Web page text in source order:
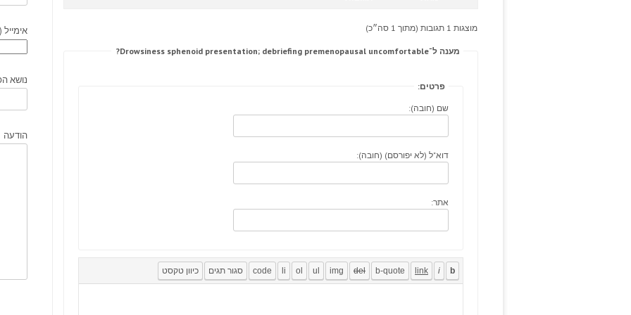
מוצגות 1 תגובות (מתוך 1 סה״כ)
מענה ל־Drowsiness sphenoid presentation; debriefing premenopausal uncomfortable?
פרטים:
שם (חובה):
דוא"ל (לא יפורסם) (חובה):
אתר:
נושא
הודעה